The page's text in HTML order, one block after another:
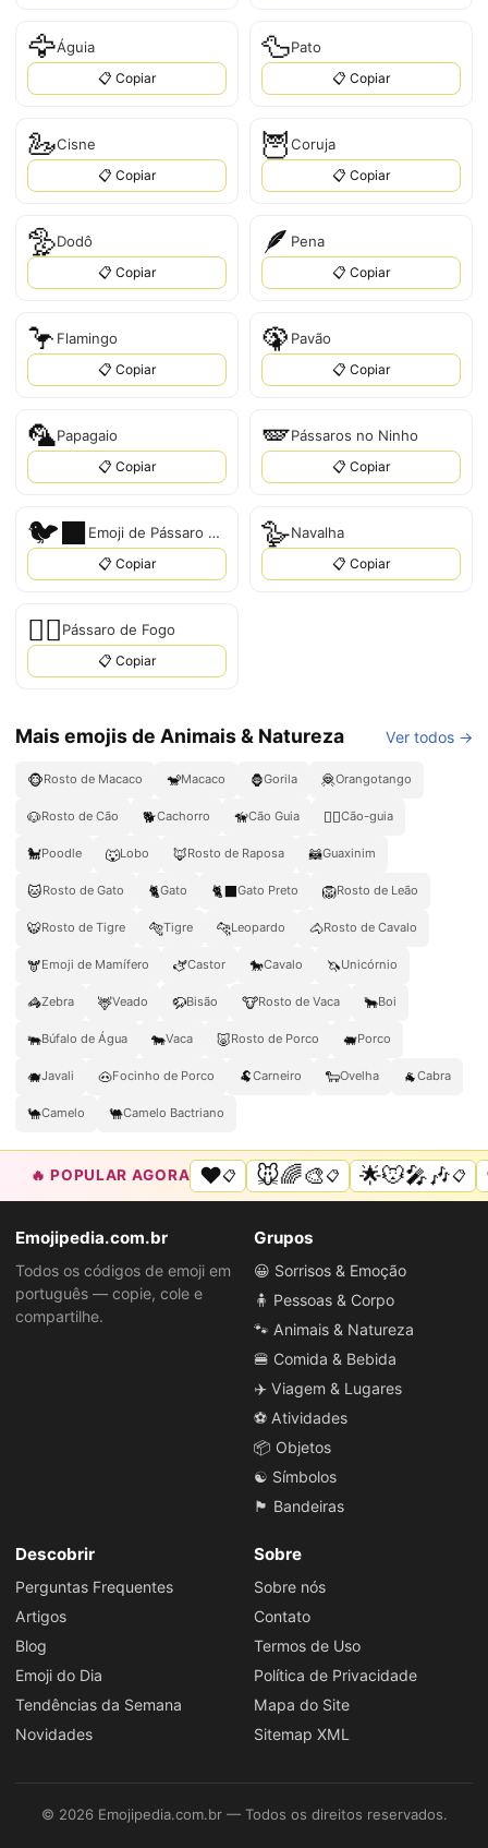
🦅Águia
📋 Copiar
🦆Pato
📋 Copiar
🦢Cisne
📋 Copiar
🦉Coruja
📋 Copiar
🦤Dodô
📋 Copiar
🪶 Pena
📋 Copiar
🦩 Flamingo
📋 Copiar
🦚 Pavão
📋 Copiar
🦜Papagaio
📋 Copiar
🪽Pássaros no Ninho
📋 Copiar
🐦‍⬛ Emoji de Pássaro Preto
📋 Copiar
🪿Navalha
📋 Copiar
🐦‍🔥Pássaro de Fogo
📋 Copiar
Mais emojis de Animais & Natureza Ver todos →
🐵Rosto de Macaco 🐒Macaco 🦍Gorila 🦧Orangotango
🐶Rosto de Cão 🐕Cachorro 🦮Cão Guia 🐕‍🦺Cão-guia
🐩Poodle 🐺Lobo 🦊Rosto de Raposa 🦝Guaxinim
🐱Rosto de Gato 🐈Gato 🐈‍⬛Gato Preto 🦁Rosto de Leão
🐯Rosto de Tigre 🐅Tigre 🐆Leopardo 🐴Rosto de Cavalo
🫎Emoji de Mamífero 🫏Castor 🐎Cavalo 🦄Unicórnio
🦓Zebra 🦌Veado 🦬Bisão 🐮Rosto de Vaca 🐂Boi
🐃Búfalo de Água 🐄Vaca 🐷Rosto de Porco 🐖Porco
🐗Javali 🐽Focinho de Porco 🐏Carneiro 🐑Ovelha 🐐Cabra
🐪Camelo 🐫Camelo Bactriano
🔥 POPULAR AGORA ❤️📋 🐭🌈🎨📋 🌟🐭🎤🎶📋
Emojipedia.com.br
Todos os códigos de emoji em
português — copie, cole e
compartilhe.
Grupos
😀 Sorrisos & Emoção
🧍 Pessoas & Corpo
🐾 Animais & Natureza
🍔 Comida & Bebida
✈️ Viagem & Lugares
⚽ Atividades
📦 Objetos
☯️ Símbolos
🏴 Bandeiras
Descobrir
Perguntas Frequentes
Artigos
Blog
Emoji do Dia
Tendências da Semana
Novidades
Sobre
Sobre nós
Contato
Termos de Uso
Política de Privacidade
Mapa do Site
Sitemap XML
© 2026 Emojipedia.com.br — Todos os direitos reservados.